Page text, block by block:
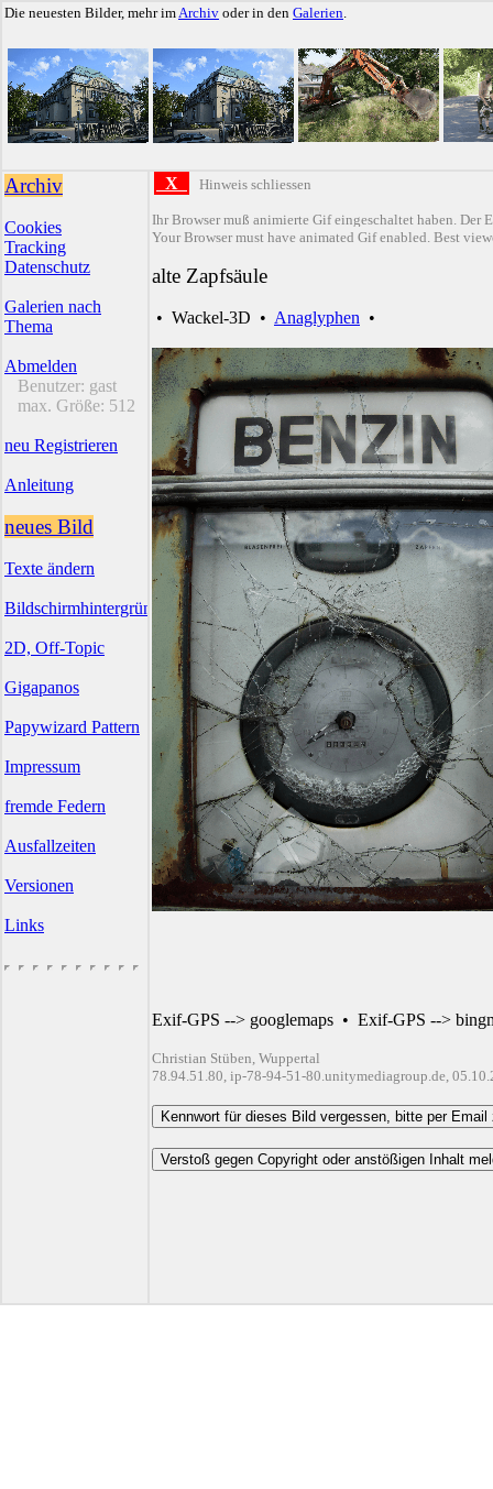
Die neuesten Bilder, mehr imArchiv oder in den Galerien.
Archiv
Cookies
Tracking
Datenschutz
Galerien nach
Thema
Abmelden
Benutzer: gast
max. Größe: 512
neu Registrieren
Anleitung
neues Bild
Texte ändern
Bildschirmhintergründe
2D, Off-Topic
Gigapanos
Papywizard Pattern
Impressum
fremde Federn
Ausfallzeiten
Versionen
Links
X Hinweis schliessen
Ihr Browser muß animierte Gif eingeschaltet haben. Der
Your Browser must have animated Gif enabled. Best
alte Zapfsäule
• Wackel-3D • Anaglyphen •
Exif-GPS --> googlemaps • Exif-GPS -->
Christian Stüben, Wuppertal
78.94.51.80, ip-78-94-51-80.unitymediagroup.de,